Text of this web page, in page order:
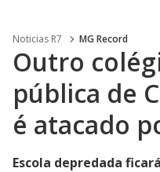
Noticias R7 MG Record
Outro
pública de
é atacado
Escola depredada